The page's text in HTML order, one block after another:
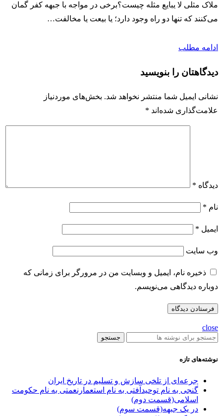
ملاک مثلی لا یبایع مثله چیست؟برخی در مواجه با جبهه کفر گمان
می‌کنند که تنها دو راه وجود دارد؛ یا بیعت یا مخالفت…
ادامه مطلب
دیدگاهتان را بنویسید
نشانی ایمیل شما منتشر نخواهد شد. بخش‌های موردنیاز
علامت‌گذاری شده‌اند *
دیدگاه *
نام *
ایمیل *
وب‌ سایت
ذخیره نام، ایمیل و وبسایت من در مرورگر برای زمانی که
دوباره دیدگاهی می‌نویسم.
close
جستجو
نوشته‌های تازه
جرعه‌ای از تلخی سازش و تسلیم در تاریخ ایران
گنجی به نام توحیدآفتی به نام استعمارنعمتی به نام حکومت
اسلامی(قسمت دوم)
در یک جبهه(قسمت سوم)